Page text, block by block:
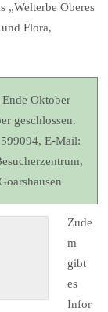
„Welterbe Oberes
Flora,
Oktober
geschlossen.
E-Mail:
Zude
m
gibt
es
Infor